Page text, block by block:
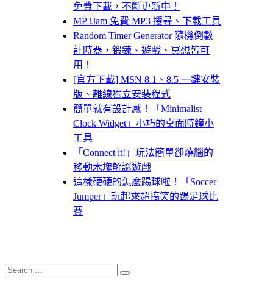
免費下載，不斷更新中！
MP3Jam 免費 MP3 搜尋、下載工具
Random Timer Generator 隨機倒數
計時器，鍛鍊、遊戲、冥想皆可
用！
[官方下載] MSN 8.1、8.5 一鍵安裝
版、離線獨立安裝程式
簡單就有設計感！「Minimalist
Clock Widget」小巧的桌面時鐘小
工具
「Connect it!」玩法簡單卻燒腦的
移動木塊解謎遊戲
這樣硬硬的怎麼踼球啦！「Soccer
Jumper」玩起來超搞笑的踼足球比
賽
Search
for:
Search